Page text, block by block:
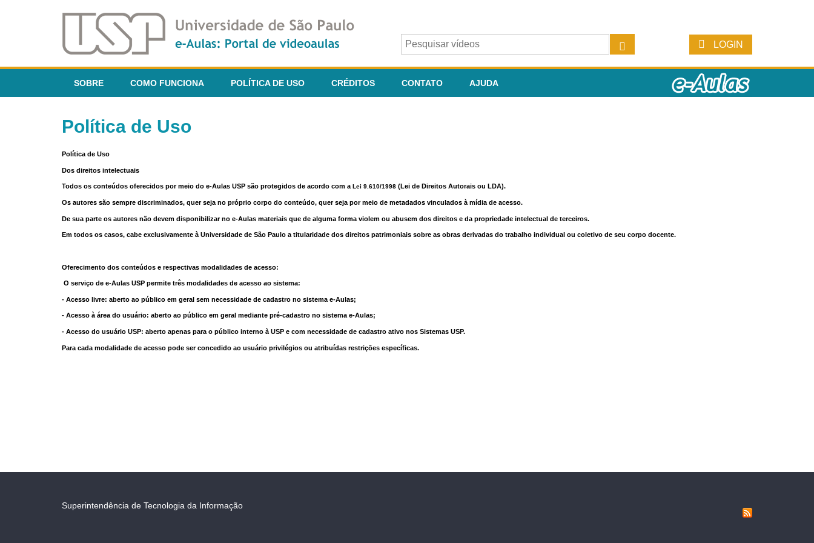
LOGIN
SOBRE COMO FUNCIONA POLÍTICA DE USO CRÉDITOS CONTATO AJUDA
Política de Uso
Política de Uso
Dos direitos intelectuais
Todos os conteúdos oferecidos por meio do e-Aulas USP são protegidos de acordo com a Lei 9.610/1998 (Lei de Direitos Autorais ou LDA).
Os autores são sempre discriminados, quer seja no próprio corpo do conteúdo, quer seja por meio de metadados vinculados à mídia de acesso.
De sua parte os autores não devem disponibilizar no e-Aulas materiais que de alguma forma violem ou abusem dos direitos e da propriedade intelectual de terceiros.
Em todos os casos, cabe exclusivamente à Universidade de São Paulo a titularidade dos direitos patrimoniais sobre as obras derivadas do trabalho individual ou coletivo de seu corpo docente.
Oferecimento dos conteúdos e respectivas modalidades de acesso:
O serviço de e-Aulas USP permite três modalidades de acesso ao sistema:
- Acesso livre: aberto ao público em geral sem necessidade de cadastro no sistema e-Aulas;
- Acesso à área do usuário: aberto ao público em geral mediante pré-cadastro no sistema e-Aulas;
- Acesso do usuário USP: aberto apenas para o público interno à USP e com necessidade de cadastro ativo nos Sistemas USP.
Para cada modalidade de acesso pode ser concedido ao usuário privilégios ou atribuídas restrições específicas.
Superintendência de Tecnologia da Informação